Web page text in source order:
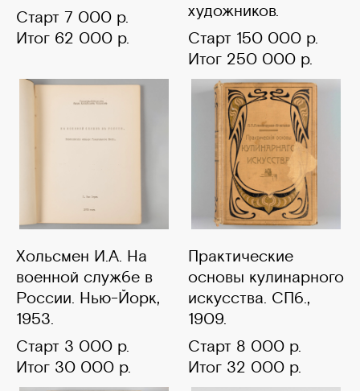
Старт 7 000 р.
Итог 62 000 р.
художников.
Старт 150 000 р.
Итог 250 000 р.
Хольсмен И.А. На
военной службе в
России. Нью-Йорк,
1953.
Старт 3 000 р.
Итог 30 000 р.
Практические
основы кулинарного
искусства. СПб.,
1909.
Старт 8 000 р.
Итог 32 000 р.